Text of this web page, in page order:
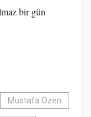
bir gün
Mustafa Özen